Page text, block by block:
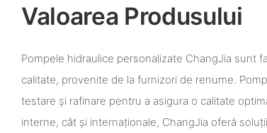
Valoarea Produsului
Pompele hidraulice personalizate ChangJia sunt
calitate, provenite de la furnizori de renume.
testare și rafinare pentru a asigura o calitate
interne, cât și internaționale, ChangJia oferă